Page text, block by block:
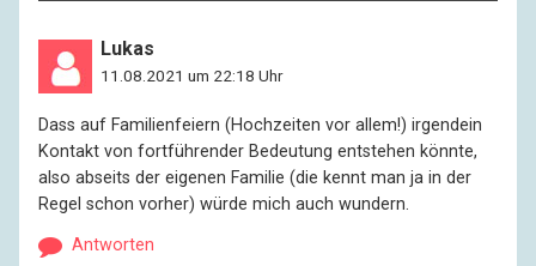
Lukas
11.08.2021 um 22:18 Uhr
Dass auf Familienfeiern (Hochzeiten vor allem!) irgendein
Kontakt von fortführender Bedeutung entstehen könnte,
also abseits der eigenen Familie (die kennt man ja in der
Regel schon vorher) würde mich auch wundern.
Antworten